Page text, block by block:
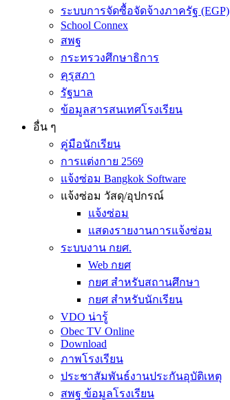
ระบบการจัดซื้อจัดจ้างภาครัฐ (EGP)
School Connex
สพฐ
กระทรวงศึกษาธิการ
คุรุสภา
รัฐบาล
ข้อมูลสารสนเทศโรงเรียน
อื่น ๆ
คู่มือนักเรียน
การแต่งกาย 2569
แจ้งซ่อม Bangkok Software
แจ้งซ่อม วัสดุ/อุปกรณ์
แจ้งซ่อม
แสดงรายงานการแจ้งซ่อม
ระบบงาน กยศ.
Web กยศ
กยศ สำหรับสถานศึกษา
กยศ สำหรับนักเรียน
VDO น่ารู้
Obec TV Online
Download
ภาพโรงเรียน
ประชาสัมพันธ์งานประกันอุบัติเหตุ
สพฐ ข้อมูลโรงเรียน